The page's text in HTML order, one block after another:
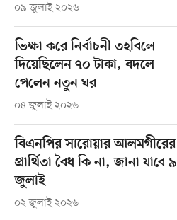
০৯ জুলাই ২০২৬
ভিক্ষা করে নির্বাচনী তহবিলে
দিয়েছিলেন ৭০ টাকা, বদলে
পেলেন নতুন ঘর
০৪ জুলাই ২০২৬
বিএনপির সারোয়ার আলমগীরের
প্রার্থিতা বৈধ কি না, জানা যাবে ৯
জুলাই
০২ জুলাই ২০২৬